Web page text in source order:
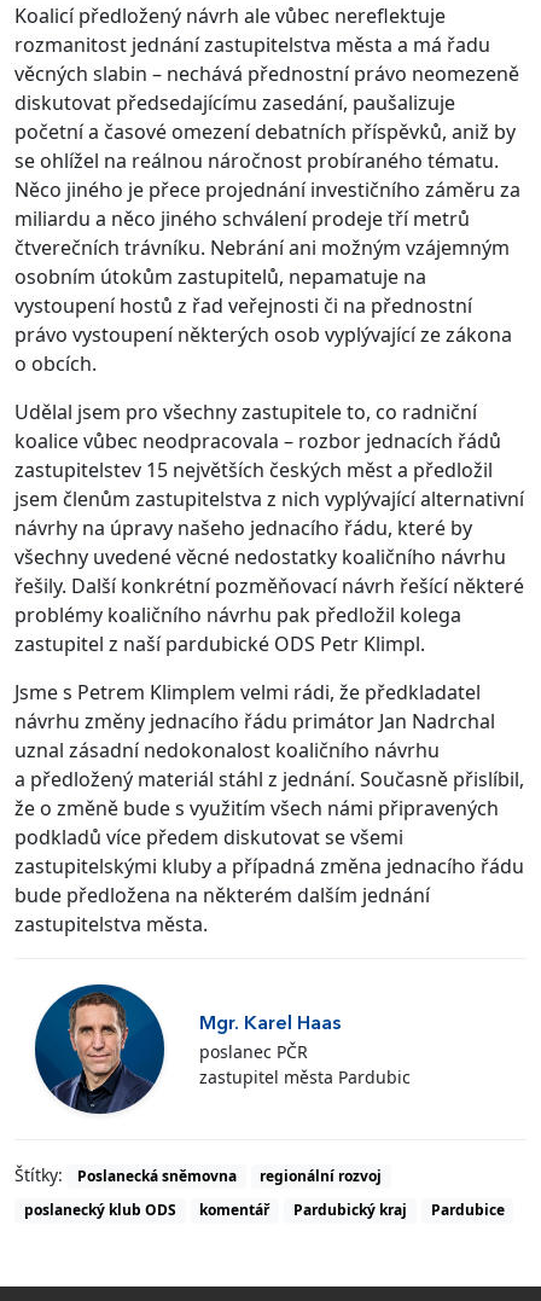
Koalicí předložený návrh ale vůbec nereflektuje
rozmanitost jednání zastupitelstva města a má řadu
věcných slabin – nechává přednostní právo neomezeně
diskutovat předsedajícímu zasedání, paušalizuje
početní a časové omezení debatních příspěvků, aniž by
se ohlížel na reálnou náročnost probíraného tématu.
Něco jiného je přece projednání investičního záměru za
miliardu a něco jiného schválení prodeje tří metrů
čtverečních trávníku. Nebrání ani možným vzájemným
osobním útokům zastupitelů, nepamatuje na
vystoupení hostů z řad veřejnosti či na přednostní
právo vystoupení některých osob vyplývající ze zákona
o obcích.
Udělal jsem pro všechny zastupitele to, co radniční
koalice vůbec neodpracovala – rozbor jednacích řádů
zastupitelstev 15 největších českých měst a předložil
jsem členům zastupitelstva z nich vyplývající alternativní
návrhy na úpravy našeho jednacího řádu, které by
všechny uvedené věcné nedostatky koaličního návrhu
řešily. Další konkrétní pozměňovací návrh řešící některé
problémy koaličního návrhu pak předložil kolega
zastupitel z naší pardubické ODS Petr Klimpl.
Jsme s Petrem Klimplem velmi rádi, že předkladatel
návrhu změny jednacího řádu primátor Jan Nadrchal
uznal zásadní nedokonalost koaličního návrhu
a předložený materiál stáhl z jednání. Současně přislíbil,
že o změně bude s využitím všech námi připravených
podkladů více předem diskutovat se všemi
zastupitelskými kluby a případná změna jednacího řádu
bude předložena na některém dalším jednání
zastupitelstva města.
Mgr. Karel Haas
poslanec PČR
zastupitel města Pardubic
Štítky: Poslanecká sněmovna
regionální rozvoj
poslanecký klub ODS
komentář Pardubický kraj Pardubice